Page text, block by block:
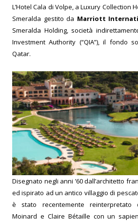
L’Hotel Cala di Volpe, a Luxury Collection
Smeralda gestito da Marriott
Smeralda Holding, società
Investment Authority (“QIA”), il fondo
Qatar.
Disegnato negli anni ’60 dall’architetto
ed ispirato ad un antico villaggio di
è stato recentemente reinterpretato
Moinard e Claire Bétaille con un